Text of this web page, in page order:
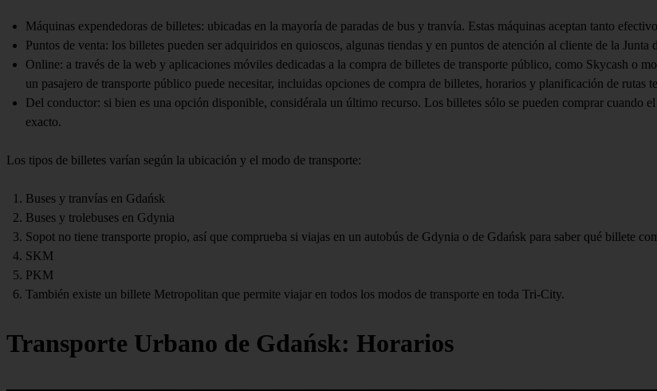
Máquinas expendedoras de billetes: ubicadas en la mayoría de paradas de bus y tranvía. Estas máquinas aceptan tanto
Puntos de venta: los billetes pueden ser adquiridos en quioscos, algunas tiendas y en puntos de atención al cliente de la
Online: a través de la web y aplicaciones móviles dedicadas a la compra de billetes de transporte público, como Skycash o
un pasajero de transporte público puede necesitar, incluidas opciones de compra de billetes, horarios y planificación de rutas
Del conductor: si bien es una opción disponible, considérala un último recurso. Los billetes sólo se pueden comprar cuando
exacto.
Los tipos de billetes varían según la ubicación y el modo de transporte:
Buses y tranvías en Gdańsk
Buses y trolebuses en Gdynia
Sopot no tiene transporte propio, así que comprueba si viajas en un autobús de Gdynia o de Gdańsk para saber qué billete
SKM
PKM
También existe un billete Metropolitan que permite viajar en todos los modos de transporte en toda Tri-City.
Transporte Urbano de Gdańsk: Horarios